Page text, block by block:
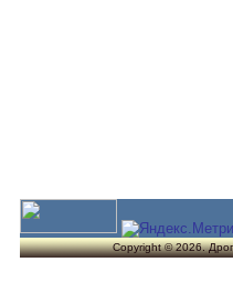
Copyright © 2026.